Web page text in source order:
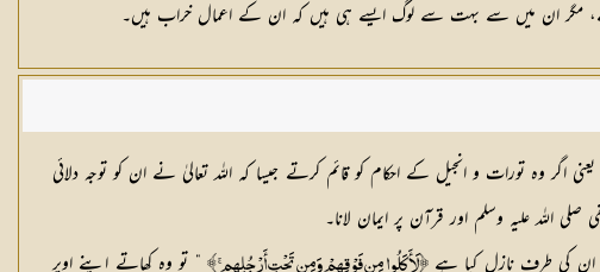
مگر ان میں سے بہت سے لوگ ایسے ہی ہیں کہ ان کے اعمال خراب ہیں۔
وہ تورات و انجیل کے احکام کو قائم کرتے جیسا کہ اللہ تعالیٰ نے ان کو توجہ دلائی
اللہ علیہ وسلم اور قرآن پر ایمان لانا۔
ان کی طرف نازل کیا ہے﴿لَأَكَلُوا مِن فَوْقِهِمْ وَمِن تَحْتِ أَرْجُلِهِم ۚ ﴾” تو وہ کھاتے اپنے اوپر